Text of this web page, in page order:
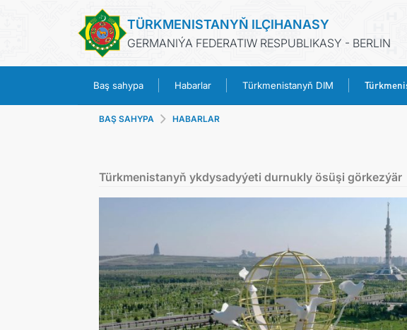
TÜRKMENISTANYŇ ILÇIHANASY
GERMANIÝA FEDERATIW RESPUBLIKASY - BERLIN
Baş sahypa Habarlar Türkmenistanyň DIM
BAŞ SAHYPA HABARLAR
Türkmenistanyň ykdysadyýeti durnukly ösüşi görkezýär